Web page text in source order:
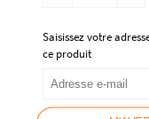
Saisissez votre
ce produit